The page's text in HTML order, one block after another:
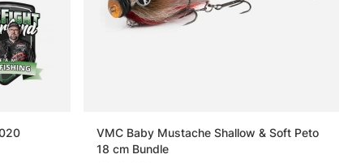
VMC Baby Mustache Shallow & Soft Peto
18 cm Bundle